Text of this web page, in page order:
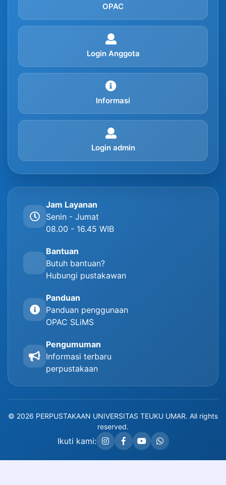
OPAC
Login Anggota
Informasi
Login admin
Jam Layanan
Senin - Jumat
08.00 - 16.45 WIB
Bantuan
Butuh bantuan?
Hubungi pustakawan
Panduan
Panduan penggunaan
OPAC SLiMS
Pengumuman
Informasi terbaru
perpustakaan
© 2026 PERPUSTAKAAN UNIVERSITAS TEUKU UMAR. All rights
reserved.
Ikuti kami: